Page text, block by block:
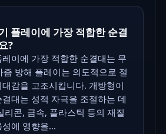
플레이에 가장 적합한 순결
?
이에 가장 적합한 순결대는 무
즘 방해 플레이는 의도적으로 절
감을 고조시킵니다. 개방형이
대는 성적 자극을 조절하는 데
리콘, 금속, 플라스틱 등의 재질
에 영향을...